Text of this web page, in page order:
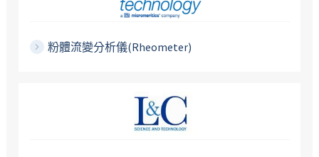
粉體流變分析儀(Rheometer)